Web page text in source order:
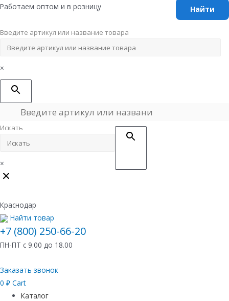
Перейти
содержимому
Работаем оптом и в розницу
Введите артикул или название товара
×
Искать
×
Краснодар
Найти товар
+7 (800) 250-66-20
ПН-ПТ с 9.00 до 18.00
Заказать звонок
0 ₽ Cart
Каталог